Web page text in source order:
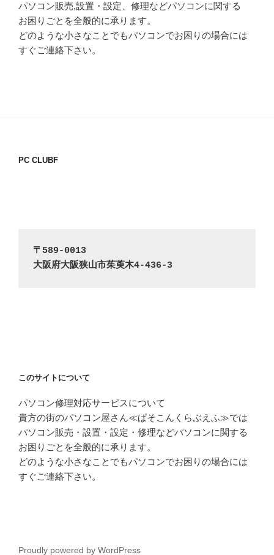
パソコン販売,設置・設定、修理などパソコンに関する
お困りごとを全般的に承ります。
どのような小さなことでもパソコンでお困りの場合には
すぐご連絡下さい。
PC CLUBF
〒589-0013
大阪府大阪狭山市茱萸木4-436-3
このサイトについて
パソコン修理対応サービスについて
貴方の街のパソコン屋さん≪ぱそこんくらぶえふ≫では
パソコン販売・設置・設定・修理などパソコンに関する
お困りごとを全般的に承ります。
どのような小さなことでもパソコンでお困りの場合には
すぐご連絡下さい。
Proudly powered by WordPress